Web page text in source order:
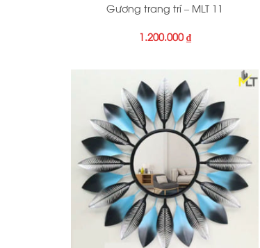
Gương trang trí – MLT 11
1.200.000₫